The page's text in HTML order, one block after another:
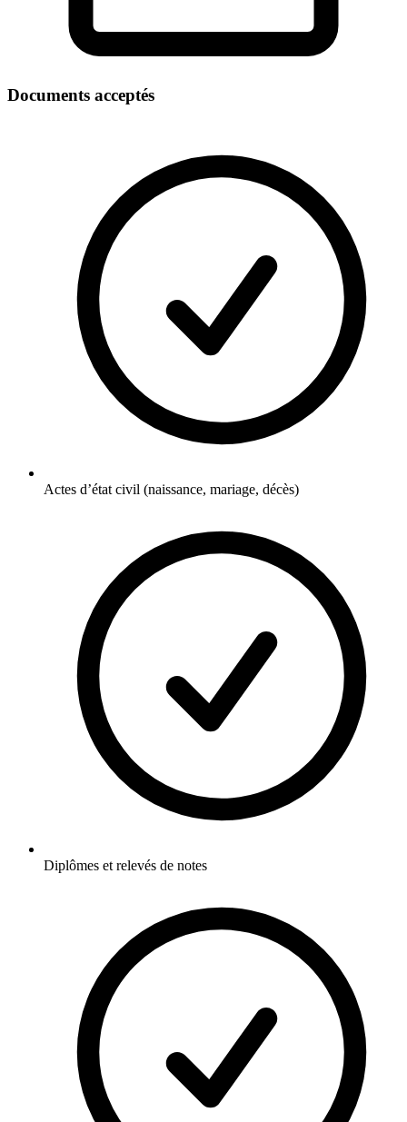
Documents acceptés
Actes d’état civil (naissance, mariage, décès)
Diplômes et relevés de notes